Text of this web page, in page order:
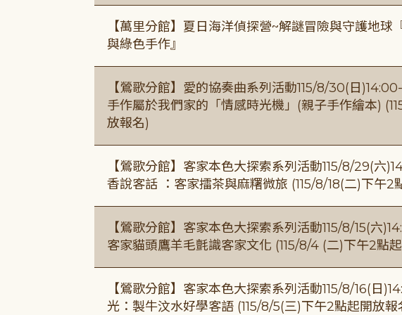
【萬里分館】夏日海洋偵探營~解謎冒險與守護地球
與綠色手作』
【鶯歌分館】愛的協奏曲系列活動115/8/30(日
手作屬於我們家的「情感時光機」(親子手作繪本)
放報名)
【鶯歌分館】客家本色大探索系列活動115/8/29(六
香說客話 ：客家擂茶與麻糬微旅 (115/8/18(二)下午2
【鶯歌分館】客家本色大探索系列活動115/8/15(六
客家貓頭鷹羊毛氈識客家文化 (115/8/4 (二)下午2點
【鶯歌分館】客家本色大探索系列活動115/8/16(日
光：製牛汶水好學客語 (115/8/5(三)下午2點起開放報